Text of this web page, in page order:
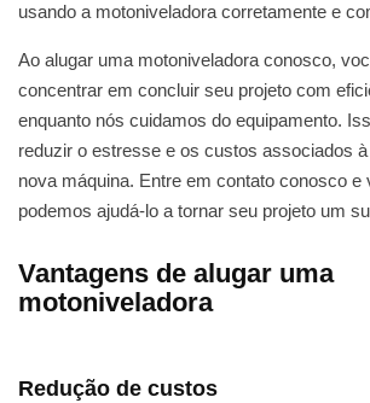
usando a motoniveladora corretamente e
Ao alugar uma motoniveladora conosco,
concentrar em concluir seu projeto com
enquanto nós cuidamos do equipamento.
reduzir o estresse e os custos associados
nova máquina. Entre em contato conosco e
podemos ajudá-lo a tornar seu projeto um
Vantagens de alugar uma
motoniveladora
Redução de custos